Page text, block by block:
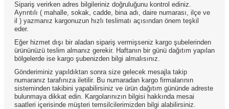
Sipariş verirken adres bilgileriniz doğruluğunu kontrol ediniz.
Ayrıntılı ( mahalle, sokak, cadde, bina adı, daire numarası, ilçe ve
il ) yazmanız kargonuzun hızlı teslimatı açısından önem teşkil
eder.
Eğer hizmet dışı bir aladan sipariş vermişseniz kargo şubelerinden
ürününüzü teslim almanız gerekir. Haftanın bir günü dağıtım yapılan
bölgelerde ise kargo şubenizden bilgi almalısınız.
Gönderiminiz yapıldıktan sonra size gelecek mesajla takip
numaranız tarafınıza iletilir. Bu numaradan kargo firmalarının
sisteminden takibini yapabilirsiniz ve ürün dağıtım gününde adreste
bulunmaya dikkat edin. Kargolarınızın bilgisi hakkında mesai
saatleri içerisinde müşteri temsilcilerimizden bilgi alabilirsiniz.